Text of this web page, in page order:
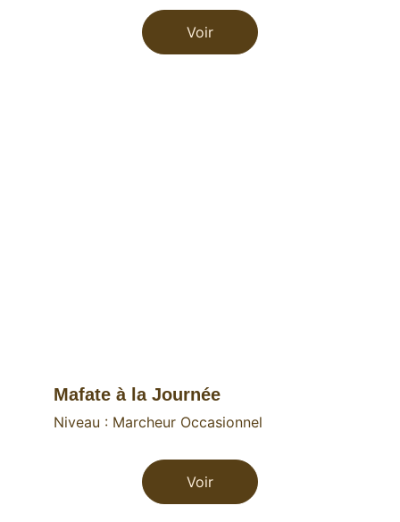
Mafate à la Journée
Niveau : Marcheur Occasionnel
Voir
Voir